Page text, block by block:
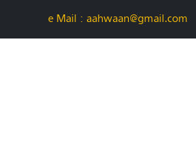
e-Mail : aahwaan@gmail.com